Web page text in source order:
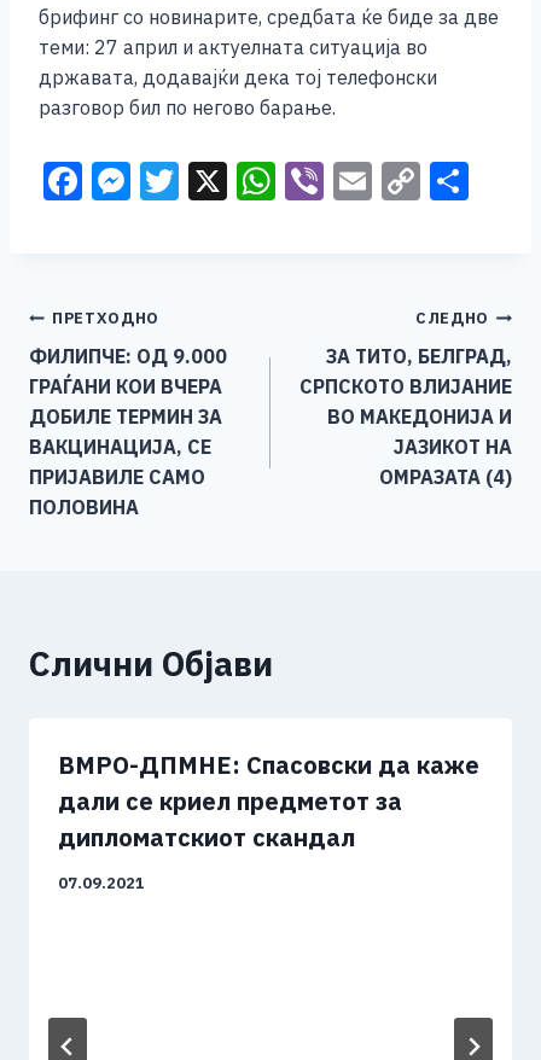
k
брифинг со новинарите, средбата ќе биде за две
теми: 27 април и актуелната ситуација во
државата, додавајќи дека тој телефонски
разговор бил по негово барање.
F
b
o
o
k
M
n
g
er
T X W Vi E C
Li
n
k
Навигација
на
напис
ПРЕТХОДНО
ФИЛИПЧЕ: ОД 9.000
ГРАЃАНИ КОИ ВЧЕРА
ДОБИЛЕ ТЕРМИН ЗА
ВАКЦИНАЦИЈА, СЕ
ПРИЈАВИЛЕ САМО
ПОЛОВИНА
СЛЕДНО
ЗА ТИТО, БЕЛГРАД,
СРПСКОТО ВЛИЈАНИЕ
ВО МАКЕДОНИЈА И
ЈАЗИКОТ НА
ОМРАЗАТА (4)
Слични Објави
ВМРО-ДПМНЕ: Спасовски да каже
дали се криел предметот за
дипломатскиот скандал
07.09.2021